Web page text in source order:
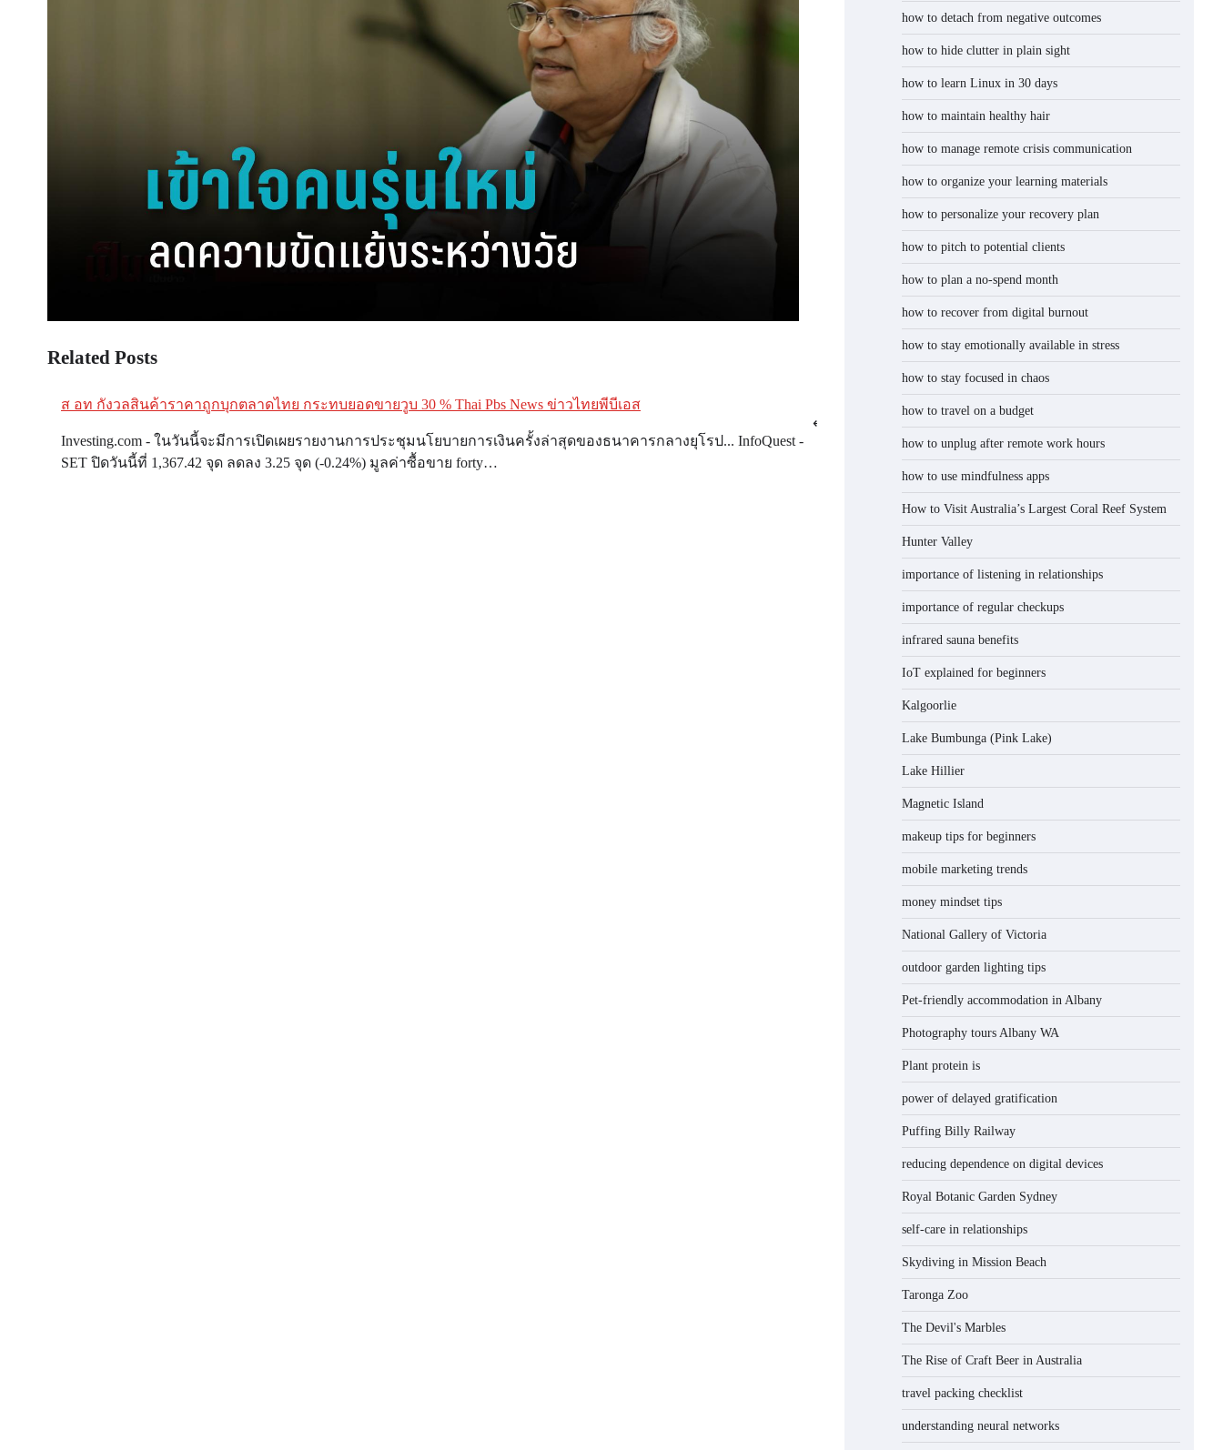
Related Posts
ส อท กังวลสินค้าราคาถูกบุกตลาดไทย กระทบยอดขายวูบ 30 % Thai Pbs News ข่าวไทยพีบีเอส
Investing.com - ในวันนี้จะมีการเปิดเผยรายงานการประชุมนโยบายการเงินครั้งล่าสุดของธนาคารกลางยุโรป... InfoQuest -
SET ปิดวันนี้ที่ 1,367.42 จุด ลดลง 3.25 จุด (-0.24%) มูลค่าซื้อขาย forty…
navigation
⟵
ตอบโต้การ
การอุดหนุน
Anti-dumping
Countervailing
Responsibility
Oil Costs
Information
⟶
how to detach from negative outcomes
how to hide clutter in plain sight
how to learn Linux in 30 days
how to maintain healthy hair
how to manage remote crisis communication
how to organize your learning materials
how to personalize your recovery plan
how to pitch to potential clients
how to plan a no-spend month
how to recover from digital burnout
how to stay emotionally available in stress
how to stay focused in chaos
how to travel on a budget
how to unplug after remote work hours
how to use mindfulness apps
How to Visit Australia’s Largest Coral Reef System
Hunter Valley
importance of listening in relationships
importance of regular checkups
infrared sauna benefits
IoT explained for beginners
Kalgoorlie
Lake Bumbunga (Pink Lake)
Lake Hillier
Magnetic Island
makeup tips for beginners
mobile marketing trends
money mindset tips
National Gallery of Victoria
outdoor garden lighting tips
Pet-friendly accommodation in Albany
Photography tours Albany WA
Plant protein is
power of delayed gratification
Puffing Billy Railway
reducing dependence on digital devices
Royal Botanic Garden Sydney
self-care in relationships
Skydiving in Mission Beach
Taronga Zoo
The Devil's Marbles
The Rise of Craft Beer in Australia
travel packing checklist
understanding neural networks